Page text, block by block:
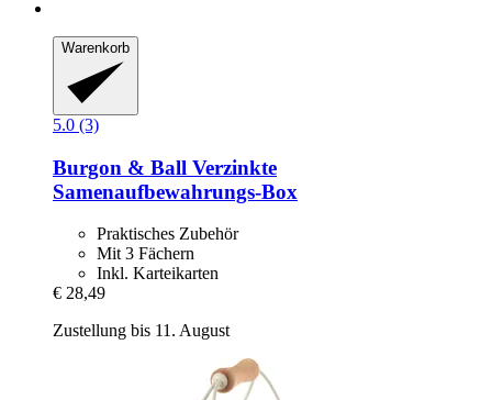
Warenkorb
5.0 (3)
Burgon & Ball Verzinkte
Samenaufbewahrungs-​Box
Praktisches Zubehör
Mit 3 Fächern
Inkl. Karteikarten
€ 28,49
Zustellung bis 11. August